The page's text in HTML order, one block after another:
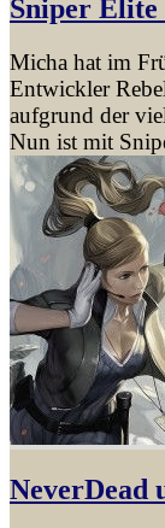
Sniper Elite
Micha hat im
Entwickler
aufgrund der
Nun ist mit
NeverDead